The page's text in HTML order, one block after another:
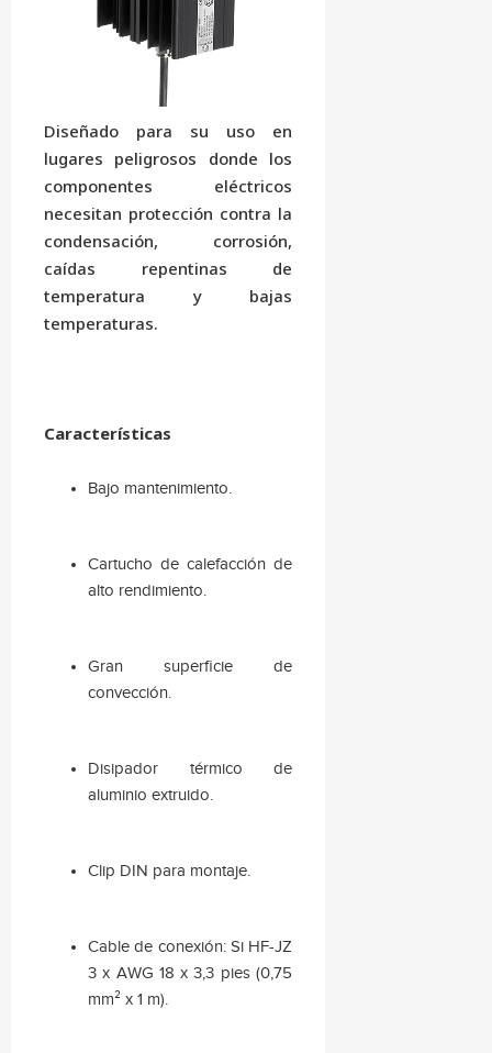
Diseñado para su uso en
lugares peligrosos donde los
componentes eléctricos
necesitan protección contra la
condensación, corrosión,
caídas repentinas de
temperatura y bajas
temperaturas.
Características
Bajo mantenimiento.
Cartucho de calefacción de
alto rendimiento.
Gran superficie de
convección.
Disipador térmico de
aluminio extruido.
Clip DIN para montaje.
Cable de conexión: Si HF-JZ
3 x AWG 18 x 3,3 pies (0,75
mm² x 1 m).